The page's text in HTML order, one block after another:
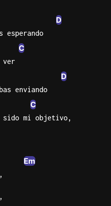
D
esperando
C
ver
D
enviando
C
sido mi objetivo,
Em